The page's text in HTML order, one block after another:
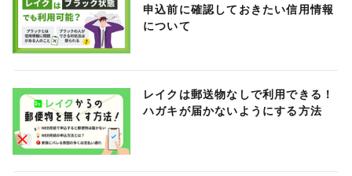
申込前に確認しておきたい信用情報
について
レイクは郵送物なしで利用できる！
ハガキが届かないようにする方法